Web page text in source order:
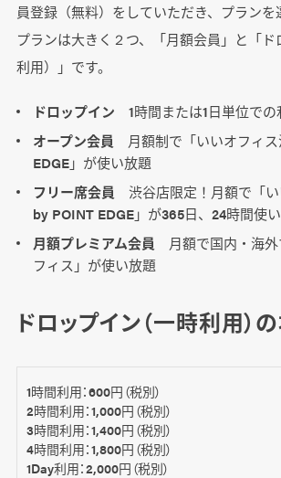
員登録（無料）をしていただき、プランを
プランは大きく２つ、「月額会員」と「
利用）」です。
ドロップイン 1時間または1日単位での
オープン会員 月額制で「いいオフィ
EDGE」が使い放題
フリー席会員 渋谷店限定！月額で「
by POINT EDGE」が365日、24時間使
月額プレミアム会員 月額で国内・海外
フィス」が使い放題
ドロップイン（一時利用）
1時間利用：600円（税別）
2時間利用：1,000円（税別）
3時間利用：1,400円（税別）
4時間利用：1,800円（税別）
1Day利用：2,000円（税別）